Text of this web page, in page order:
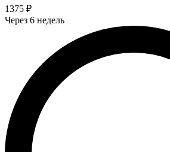
1375 ₽
Через 6 недель